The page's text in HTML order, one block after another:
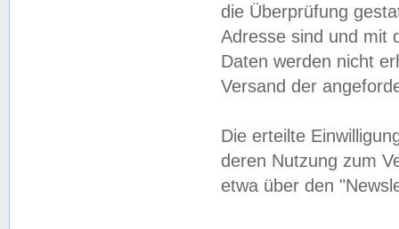
die Überprüfung
Adresse sind und mit
Daten werden nicht
Versand der
Die erteilte
deren Nutzung zum
etwa über den